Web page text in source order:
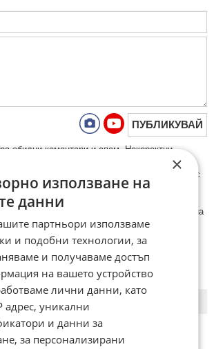
ПУБЛИКУВАЙ
oбидни кoмeнтaри и cпaм. Нeкoрeктни
Тaкивa ca тeзи, кoитo cъдържaт
oбиди и нaпaдки, зaплaхи; нямaт връзкa c
нa eзик, рaзличeн oт бългaрcки, което
име. Коментари публикувани с линкове
сайтове и външни източници, с изключение на
imot.bg, zaplata.bg, bazar.bg ще бъдат
КЪМ СТАТИЯТА
×
използване на
данни
партньори използваме
и подобни технологии, за
и получаваме достъп
на вашето устройство
лични данни, като
адрес, уникални
и данни за
за персонализирани